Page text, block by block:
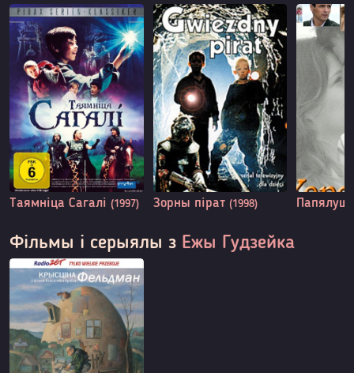
Таямніца Сагалі (1997) Зорны пірат (1998)
Фільмы і серыялы з Ежы Гудзейка